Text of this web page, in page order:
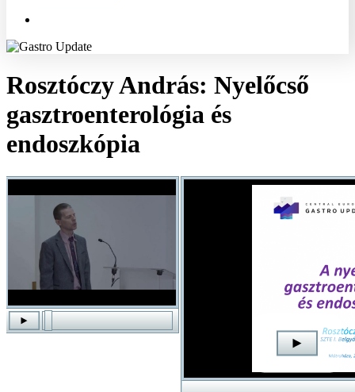
Rosztóczy András: Nyelőcső
gasztroenterológia és
endoszkópia